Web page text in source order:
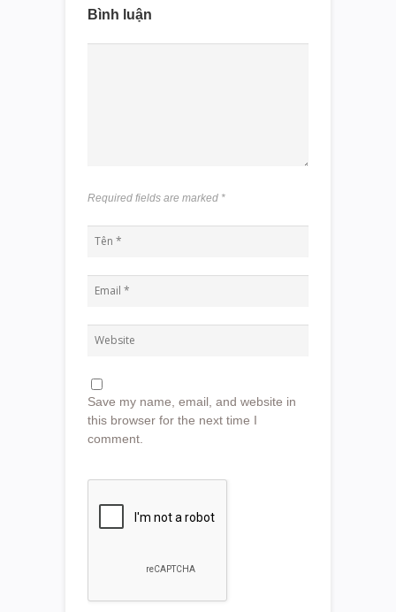
Bình luận
Required fields are marked *
Save my name, email, and website in
this browser for the next time I
comment.